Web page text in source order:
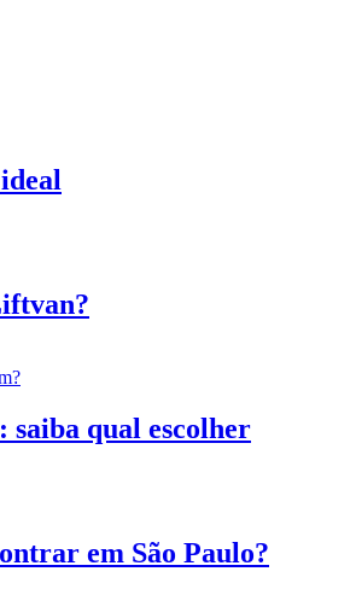
saiba qual escolher
em São Paulo?